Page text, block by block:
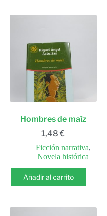
Hombres de maíz
1,48€
Ficción narrativa,
Novela histórica
Añadir al carrito